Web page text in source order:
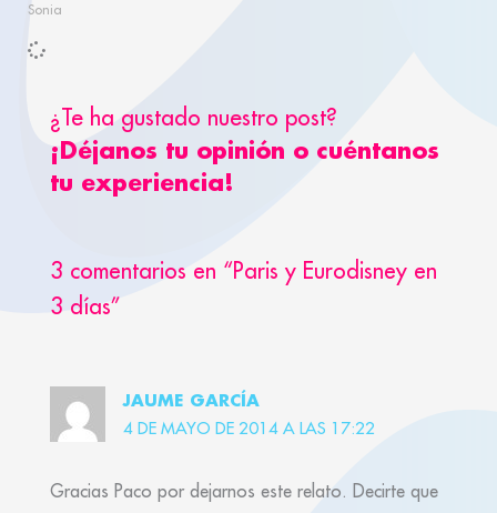
Sonia
¿Te ha gustado nuestro post?
¡Déjanos tu opinión o cuéntanos
tu experiencia!
3 comentarios en “Paris y Eurodisney en
3 días”
JAUME GARCÍA
4 DE MAYO DE 2014 A LAS 17:22
Gracias Paco por dejarnos este relato. Decirte que